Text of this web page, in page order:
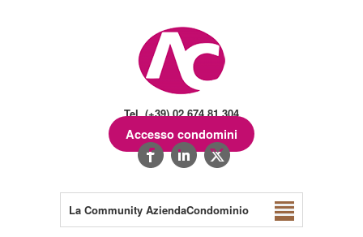
Tel. (+39) 02.674.81.304
Accesso condomini
La Community AziendaCondominio